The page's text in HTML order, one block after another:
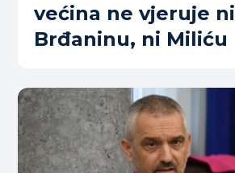
većina ne vjeruje ni
Brđaninu, ni Miliću